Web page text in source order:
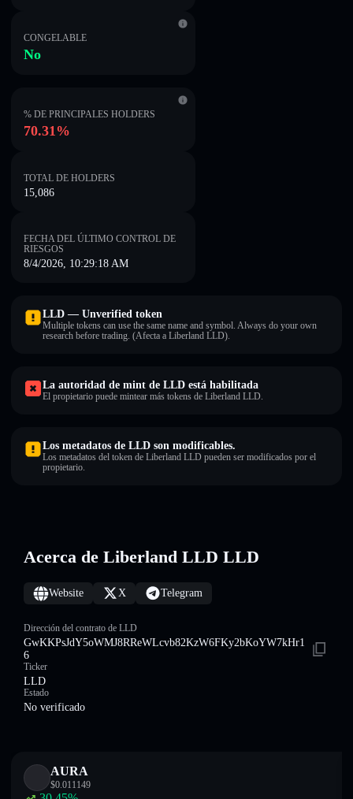
CONGELABLE
No
% DE PRINCIPALES HOLDERS
70.31%
TOTAL DE HOLDERS
15,086
FECHA DEL ÚLTIMO CONTROL DE
RIESGOS
8/4/2026, 10:29:18 AM
LLD — Unverified token
Multiple tokens can use the same name and symbol. Always do your own
research before trading. (Afecta a Liberland LLD).
La autoridad de mint de LLD está habilitada
El propietario puede mintear más tokens de Liberland LLD.
Los metadatos de LLD son modificables.
Los metadatos del token de Liberland LLD pueden ser modificados por el
propietario.
Acerca de Liberland LLD LLD
Website X Telegram
Dirección del contrato de LLD
GwKKPsJdY5oWMJ8RReWLcvb82KzW6FKy2bKoYW7kHr1
6
Ticker
LLD
Estado
No verificado
AURA
$0.011149